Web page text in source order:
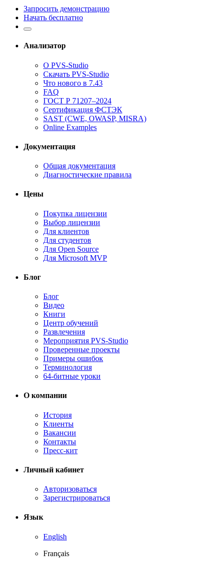
Запросить демонстрацию
Начать бесплатно
Анализатор
О PVS-Studio
Скачать PVS-Studio
Что нового в 7.43
FAQ
ГОСТ Р 71207–2024
Сертификация ФСТЭК
SAST (CWE, OWASP, MISRA)
Online Examples
Документация
Общая документация
Диагностические правила
Цены
Покупка лицензии
Выбор лицензии
Для клиентов
Для студентов
Для Open Source
Для Microsoft MVP
Блог
Блог
Видео
Книги
Центр обучений
Развлечения
Мероприятия PVS-Studio
Проверенные проекты
Примеры ошибок
Терминология
64-битные уроки
О компании
История
Клиенты
Вакансии
Контакты
Пресс-кит
Личный кабинет
Авторизоваться
Зарегистрироваться
Язык
English
Français